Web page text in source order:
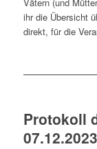
ihr die Übersicht
direkt, für die
Protokoll
07.12.2023